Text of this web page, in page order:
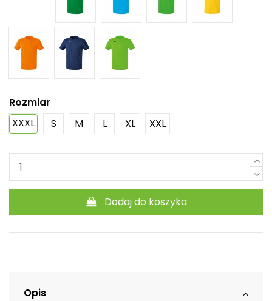
Rozmiar
XXXL
S M L XL XXL
Dodaj do koszyka
Opis